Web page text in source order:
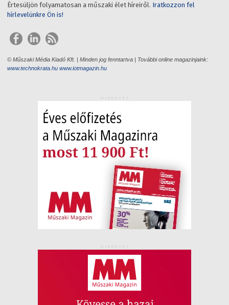
Értesüljön folyamatosan a műszaki élet híreiről. Iratkozzon fel
hírlevelünkre Ön is!
© Műszaki Média Kiadó Kft. | Minden jog fenntartva | További online magazinjaink:
www.technokrata.hu www.iotmagazin.hu
HIRDETÉS
HIRDETÉS